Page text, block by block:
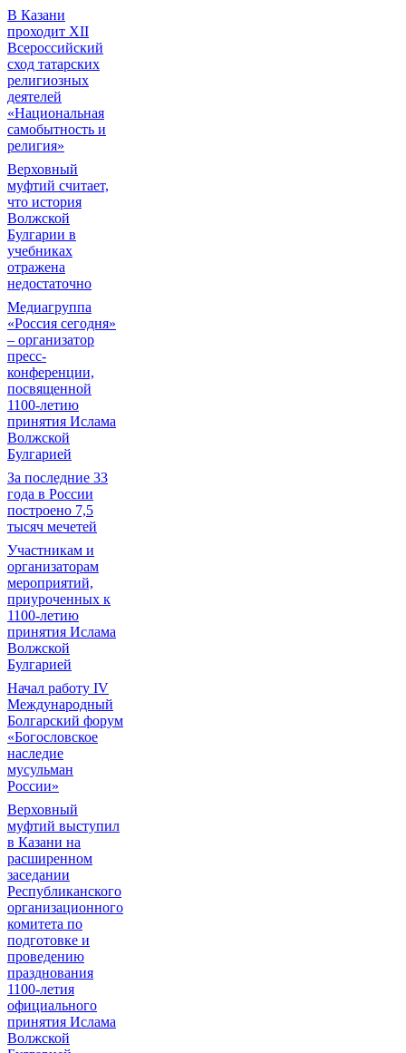
В Казани
проходит XII
Всероссийский
сход татарских
религиозных
деятелей
«Национальная
самобытность и
религия»
Верховный
муфтий считает,
что история
Волжской
Булгарии в
учебниках
отражена
недостаточно
Медиагруппа
«Россия сегодня»
– организатор
пресс-
конференции,
посвященной
1100-летию
принятия Ислама
Волжской
Булгарией
За последние 33
года в России
построено 7,5
тысяч мечетей
Участникам и
организаторам
мероприятий,
приуроченных к
1100-летию
принятия Ислама
Волжской
Булгарией
Начал работу IV
Международный
Болгарский форум
«Богословское
наследие
мусульман
России»
Верховный
муфтий выступил
в Казани на
расширенном
заседании
Республиканского
организационного
комитета по
подготовке и
проведению
празднования
1100-летия
официального
принятия Ислама
Волжской